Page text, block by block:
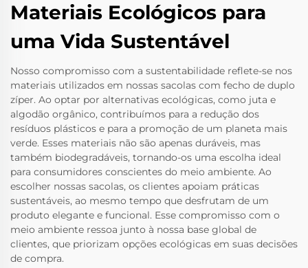
Materiais Ecológicos para
uma Vida Sustentável
Nosso compromisso com a sustentabilidade reflete-se nos
materiais utilizados em nossas sacolas com fecho de duplo
zíper. Ao optar por alternativas ecológicas, como juta e
algodão orgânico, contribuímos para a redução dos
resíduos plásticos e para a promoção de um planeta mais
verde. Esses materiais não são apenas duráveis, mas
também biodegradáveis, tornando-os uma escolha ideal
para consumidores conscientes do meio ambiente. Ao
escolher nossas sacolas, os clientes apoiam práticas
sustentáveis, ao mesmo tempo que desfrutam de um
produto elegante e funcional. Esse compromisso com o
meio ambiente ressoa junto à nossa base global de
clientes, que priorizam opções ecológicas em suas decisões
de compra.